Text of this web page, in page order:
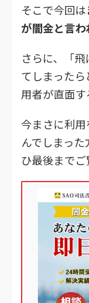
そこで今回は
が闇金と言
さらに、「
てしまった
用者が直面す
今まさに利
んでしまっ
ひ最後までご